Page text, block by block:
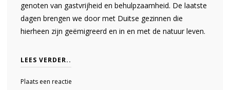
genoten van gastvrijheid en behulpzaamheid. De laatste
dagen brengen we door met Duitse gezinnen die
hierheen zijn geëmigreerd en in en met de natuur leven.
LEES VERDER..
Plaats een reactie